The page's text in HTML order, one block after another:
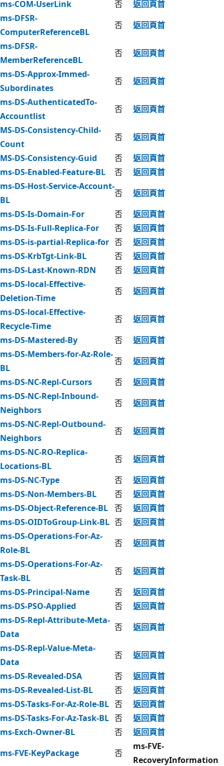
ms-COM-UserLink 否
返回頁首
ms-DFSR-
ComputerReferenceBL
否
返回頁首
ms-DFSR-
MemberReferenceBL
否
返回頁首
ms-DS-Approx-Immed-
Subordinates
否
返回頁首
ms-DS-AuthenticatedTo-
Accountlist
否
返回頁首
MS-DS-Consistency-Child-
Count
否
返回頁首
MS-DS-Consistency-Guid
否
返回頁首
ms-DS-Enabled-Feature-BL
否
返回頁首
ms-DS-Host-Service-Account-
BL
否
返回頁首
ms-DS-Is-Domain-For
否
返回頁首
ms-DS-Is-Full-Replica-For
否
返回頁首
ms-DS-is-partial-Replica-for 否
返回頁首
ms-DS-KrbTgt-Link-BL
否
返回頁首
ms-DS-Last-Known-RDN
否
返回頁首
ms-DS-local-Effective-
Deletion-Time
否
返回頁首
ms-DS-local-Effective-
Recycle-Time
否
返回頁首
ms-DS-Mastered-By
否
返回頁首
ms-DS-Members-for-Az-Role-
BL
否
返回頁首
ms-DS-NC-Repl-Cursors
否
返回頁首
ms-DS-NC-Repl-Inbound-
Neighbors
否
返回頁首
ms-DS-NC-Repl-Outbound-
Neighbors
否
返回頁首
ms-DS-NC-RO-Replica-
Locations-BL
否
返回頁首
ms-DS-NC-Type
否
返回頁首
ms-DS-Non-Members-BL
否
返回頁首
ms-DS-Object-Reference-BL 否
返回頁首
ms-DS-OIDToGroup-Link-BL 否
返回頁首
ms-DS-Operations-For-Az-
Role-BL
否
返回頁首
ms-DS-Operations-For-Az-
Task-BL
否
返回頁首
ms-DS-Principal-Name
否
返回頁首
ms-DS-PSO-Applied
否
返回頁首
ms-DS-Repl-Attribute-Meta-
Data
否
返回頁首
ms-DS-Repl-Value-Meta-
Data
否
返回頁首
ms-DS-Revealed-DSA
否
返回頁首
ms-DS-Revealed-List-BL
否
返回頁首
ms-DS-Tasks-For-Az-Role-BL 否
返回頁首
ms-DS-Tasks-For-Az-Task-BL 否
返回頁首
ms-Exch-Owner-BL
否
返回頁首
ms-FVE-KeyPackage
否
ms-FVE-
RecoveryInformation